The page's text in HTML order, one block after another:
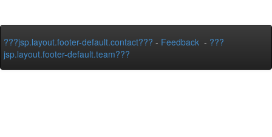
???jsp.layout.footer-default.contact??? - Feedback - ???
jsp.layout.footer-default.team???